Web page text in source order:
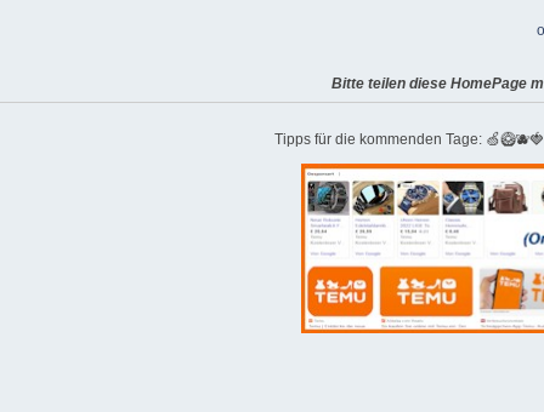
Bitte teilen diese HomePage
Tipps für die kommenden Tage: